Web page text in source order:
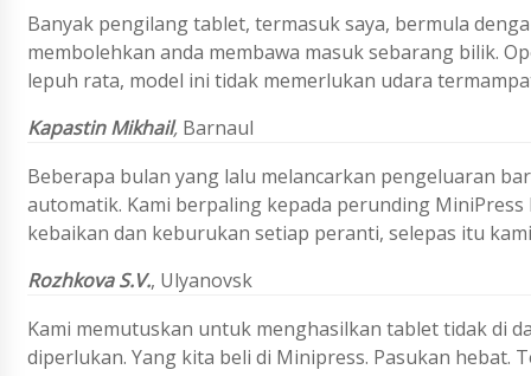
Banyak pengilang tablet, termasuk saya, bermula
membolehkan anda membawa masuk sebarang bilik.
lepuh rata, model ini tidak memerlukan udara
Kapastin Mikhail, Barnaul
Beberapa bulan yang lalu melancarkan pengeluaran
automatik. Kami berpaling kepada perunding
kebaikan dan keburukan setiap peranti, selepas itu
Rozhkova S.V., Ulyanovsk
Kami memutuskan untuk menghasilkan tablet tidak di
diperlukan. Yang kita beli di Minipress. Pasukan hebat.